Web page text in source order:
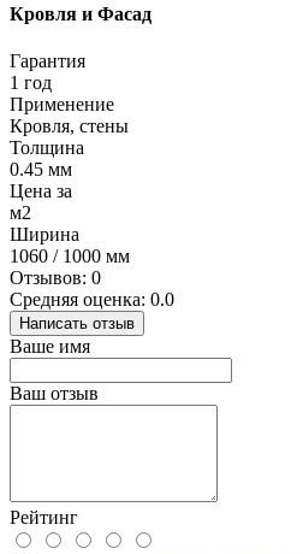
Кровля и Фасад
Гарантия
1 год
Применение
Кровля, стены
Толщина
0.45 мм
Цена за
м2
Ширина
1060 / 1000 мм
Отзывов: 0
Средняя оценка: 0.0
Написать отзыв
Ваше имя
Ваш отзыв
Рейтинг